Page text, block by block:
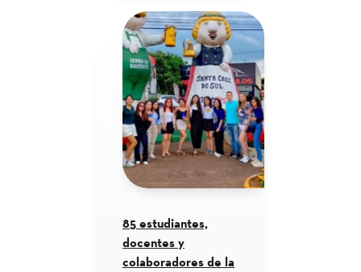
85 estudiantes,
docentes y
colaboradores de la